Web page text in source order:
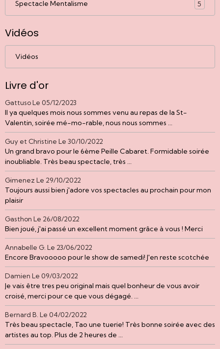
Spectacle Mentalisme 5
Vidéos
Vidéos
Livre d'or
GattusoLe 05/12/2023
Il ya quelques mois nous sommes venu au repas de la St-
Valentin, soirée mé-mo-rable, nous nous sommes ...
Guy et Christine Le 30/10/2022
Un grand bravo pour le 6ème Peille Cabaret. Formidable soirée
inoubliable. Très beau spectacle, très ...
Gimenez Le 29/10/2022
Toujours aussi bien j'adore vos spectacles au prochain pour mon
plaisir
Gasthon Le 26/08/2022
Bien joué, j'ai passé un excellent moment grâce à vous ! Merci
Annabelle G. Le 23/06/2022
Encore Bravooooo pour le show de samedi! J'en reste scotchée
Damien Le 09/03/2022
Je vais être tres peu original mais quel bonheur de vous avoir
croisé, merci pour ce que vous dégagé. ...
Bernard B. Le 04/02/2022
Très beau spectacle, Tao une tuerie! Très bonne soirée avec des
artistes au top. Plus de 2 heures de ...